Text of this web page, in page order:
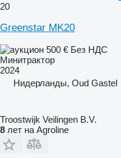
20
Greenstar MK20
500 € Без НДС
Минитрактор
2024
Нидерланды, Oud Gastel
Troostwijk Veilingen B.V.
8 лет на Agroline